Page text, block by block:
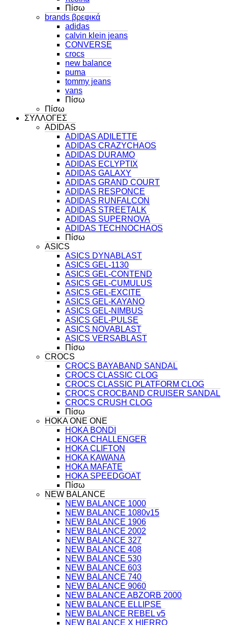
Πίσω
brands βρεφικά
adidas
calvin klein jeans
CONVERSE
crocs
new balance
puma
tommy jeans
vans
Πίσω
Πίσω
ΣΥΛΛΟΓΕΣ
ADIDAS
ADIDAS ADILETTE
ADIDAS CRAZYCHAOS
ADIDAS DURAMO
ADIDAS ECLYPTIX
ADIDAS GALAXY
ADIDAS GRAND COURT
ADIDAS RESPONCE
ADIDAS RUNFALCON
ADIDAS STREETALK
ADIDAS SUPERNOVA
ADIDAS TECHNOCHAOS
Πίσω
ASICS
ASICS DYNABLAST
ASICS GEL-1130
ASICS GEL-CONTEND
ASICS GEL-CUMULUS
ASICS GEL-EXCITE
ASICS GEL-KAYANO
ASICS GEL-NIMBUS
ASICS GEL-PULSE
ASICS NOVABLAST
ASICS VERSABLAST
Πίσω
CROCS
CROCS BAYABAND SANDAL
CROCS CLASSIC CLOG
CROCS CLASSIC PLATFORM CLOG
CROCS CROCBAND CRUISER SANDAL
CROCS CRUSH CLOG
Πίσω
HOKA ONE ONE
HOKA BONDI
HOKA CHALLENGER
HOKA CLIFTON
HOKA KAWANA
HOKA MAFATE
HOKA SPEEDGOAT
Πίσω
NEW BALANCE
NEW BALANCE 1000
NEW BALANCE 1080v15
NEW BALANCE 1906
NEW BALANCE 2002
NEW BALANCE 327
NEW BALANCE 408
NEW BALANCE 530
NEW BALANCE 603
NEW BALANCE 740
NEW BALANCE 9060
NEW BALANCE ABZORB 2000
NEW BALANCE ELLIPSE
NEW BALANCE REBEL v5
NEW BALANCE X HIERRO